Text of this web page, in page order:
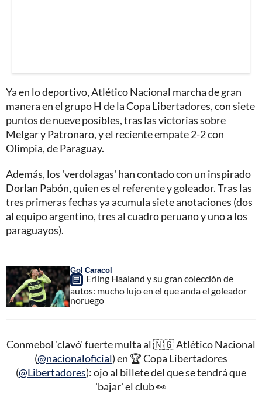
Ya en lo deportivo, Atlético Nacional marcha de gran
manera en el grupo H de la Copa Libertadores, con siete
puntos de nueve posibles, tras las victorias sobre
Melgar y Patronaro, y el reciente empate 2-2 con
Olimpia, de Paraguay.
Además, los 'verdolagas' han contado con un inspirado
Dorlan Pabón, quien es el referente y goleador. Tras las
tres primeras fechas ya acumula siete anotaciones (dos
al equipo argentino, tres al cuadro peruano y uno a los
paraguayos).
Gol Caracol
Erling Haaland y su gran colección de
autos: mucho lujo en el que anda el goleador
noruego
Conmebol 'clavó' fuerte multa al 🇳🇬 Atlético Nacional
(@nacionaloficial) en 🏆 Copa Libertadores
(@Libertadores): ojo al billete del que se tendrá que
'bajar' el club 👀